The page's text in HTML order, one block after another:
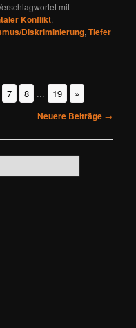
mit
Konflikt,
Diskriminierung,Tiefer
7 8 ... 19
»
Neuere Beiträge →